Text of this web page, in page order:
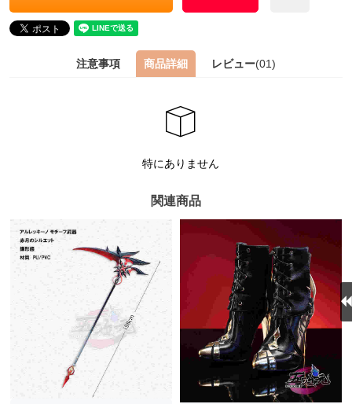
注意事項 商品詳細 レビュー(01)
特にありません
関連商品